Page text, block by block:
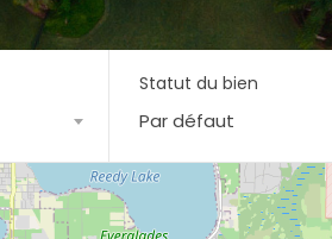
Statut du bien
Par défaut